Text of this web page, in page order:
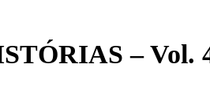
– Vol.